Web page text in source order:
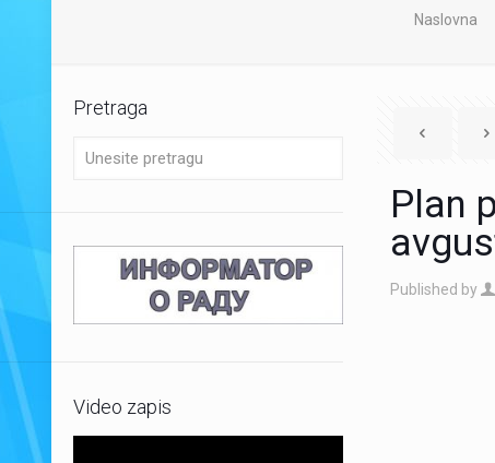
Naslovna
Plan
Published by
Pretraga
Video zapis